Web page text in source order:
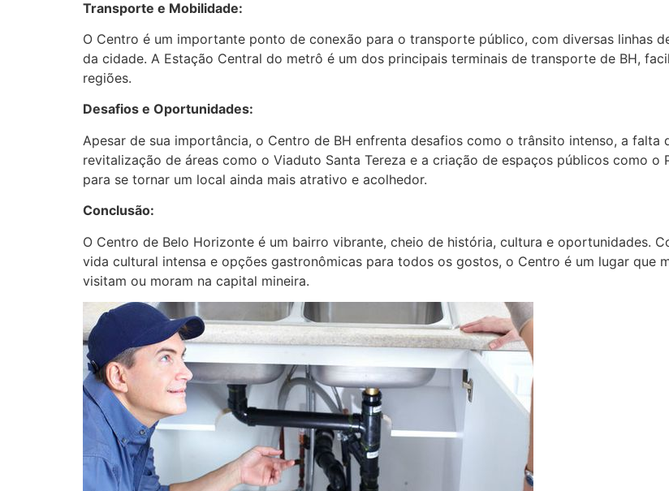
Transporte e Mobilidade:
O Centro é um importante ponto de conexão para o transporte público, com diversas linhas
da cidade. A Estação Central do metrô é um dos principais terminais de transporte de BH,
regiões.
Desafios e Oportunidades:
Apesar de sua importância, o Centro de BH enfrenta desafios como o trânsito intenso, a falta
revitalização de áreas como o Viaduto Santa Tereza e a criação de espaços públicos como
para se tornar um local ainda mais atrativo e acolhedor.
Conclusão:
O Centro de Belo Horizonte é um bairro vibrante, cheio de história, cultura e oportunidades.
vida cultural intensa e opções gastronômicas para todos os gostos, o Centro é um lugar que
visitam ou moram na capital mineira.